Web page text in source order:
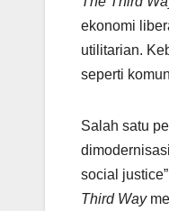
ekonomi
utilitarian.
seperti
Salah satu
social
Third Way